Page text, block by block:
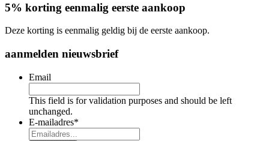
5% korting eenmalig eerste aankoop
Deze korting is eenmalig geldig bij de eerste aankoop.
aanmelden nieuwsbrief
Email
This field is for validation purposes and should be left
unchanged.
E-mailadres*